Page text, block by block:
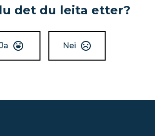
det du leita etter?
Ja Nei